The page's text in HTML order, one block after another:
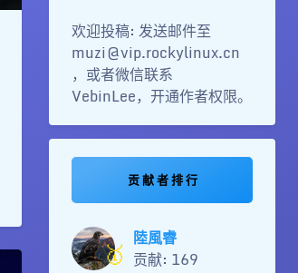
欢迎投稿: 发送邮件至
muzi@vip.rockylinux.cn
，或者微信联系
VebinLee，开通作者权限。
贡 献 者 排 行
🥇 陸風睿
贡献: 169